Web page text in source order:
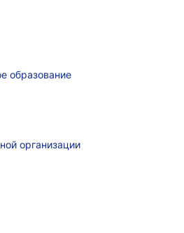
образование
организации